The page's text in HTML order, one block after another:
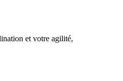
et votre agilité,